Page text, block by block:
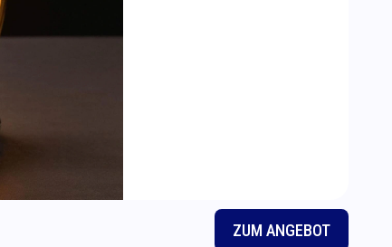
ZUM ANGEBOT